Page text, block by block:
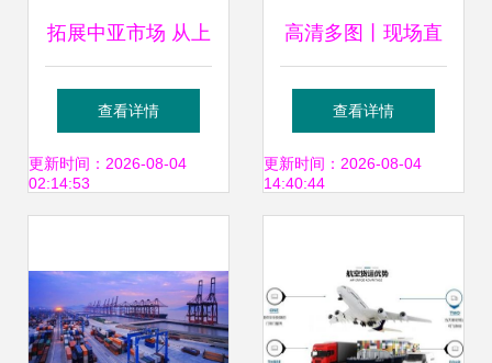
拓展中亚市场 从上
海到比什凯克的高
效铁路货运解决方
查看详情
更新时间：2026-08-04
02:14:53
高清多图丨现场直
击长宁风采 多式联
运服务的枢纽力量
查看详情
更新时间：2026-08-04
14:40:44